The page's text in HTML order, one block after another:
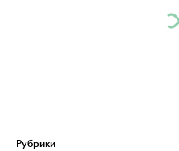
Рубрики